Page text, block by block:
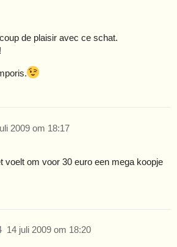
de plaisir avec ce schat.
2009 om 18:17
voelt om voor 30 euro een mega koopje
14 juli 2009 om 18:20